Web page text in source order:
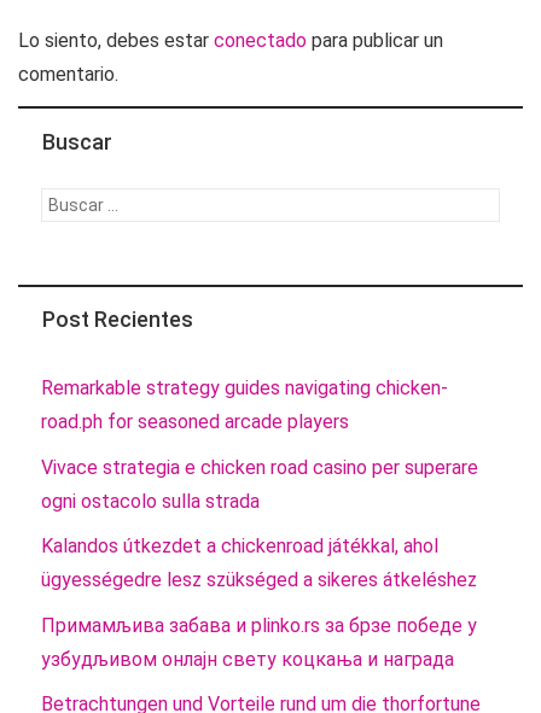
Lo siento, debes estar conectado para publicar un
comentario.
Buscar
Buscar:
Post Recientes
Remarkable strategy guides navigating chicken-
road.ph for seasoned arcade players
Vivace strategia e chicken road casino per superare
ogni ostacolo sulla strada
Kalandos útkezdet a chickenroad játékkal, ahol
ügyességedre lesz szükséged a sikeres átkeléshez
Примамљива забава и plinko.rs за брзе победе у
узбудљивом онлајн свету коцкања и награда
Betrachtungen und Vorteile rund um die thorfortune